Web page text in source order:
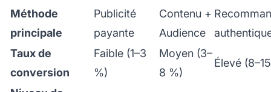
Méthode
principale
Publicité
payante
Contenu +
Audience
Taux de
conversion
Faible (1–3
%)
Moyen (3–
8 %)
Élevé